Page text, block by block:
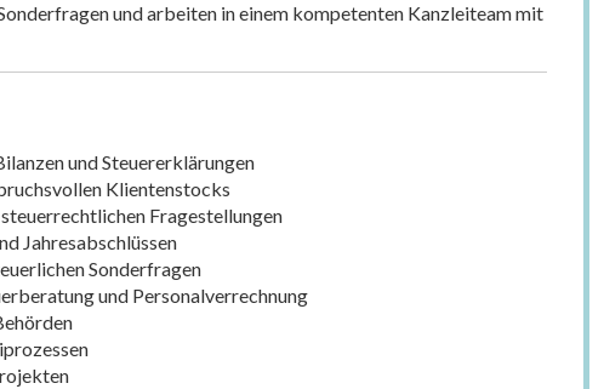
und arbeiten in einem kompetenten Kanzleiteam mit
und Steuererklärungen
Klientenstocks
Fragestellungen
Jahresabschlüssen
Sonderfragen
und Personalverrechnung